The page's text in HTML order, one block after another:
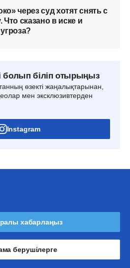
через суд хотят снять с
сказано в иске и
болып біліп отырыңыз
өзекті жаңалықтарынан,
мен эксклюзивтерден
Instagram
хабарлаңыз
берушілерге